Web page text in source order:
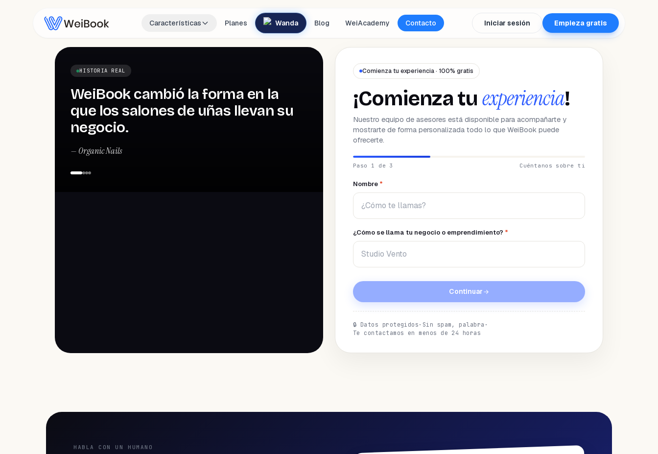
Características Planes Wanda Blog WeiAcademy Contacto Iniciar sesión Empieza gratis
HISTORIA REAL
WeiBook cambió la forma en la
que los salones de uñas llevan su
negocio.
— Organic Nails
Comienza tu experiencia · 100% gratis
¡Comienza tuexperiencia!
Nuestro equipo de asesores está disponible para acompañarte y
mostrarte de forma personalizada todo lo que WeiBook puede
ofrecerte.
Paso 1 de 3 Cuéntanos sobre ti
Nombre *
¿Cómo se llama tu negocio o emprendimiento? *
Continuar
🔒 Datos protegidos · Sin spam, palabra ·
Te contactamos en menos de 24 horas
HABLA CON UN HUMANO